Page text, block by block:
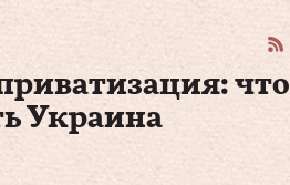
Украина